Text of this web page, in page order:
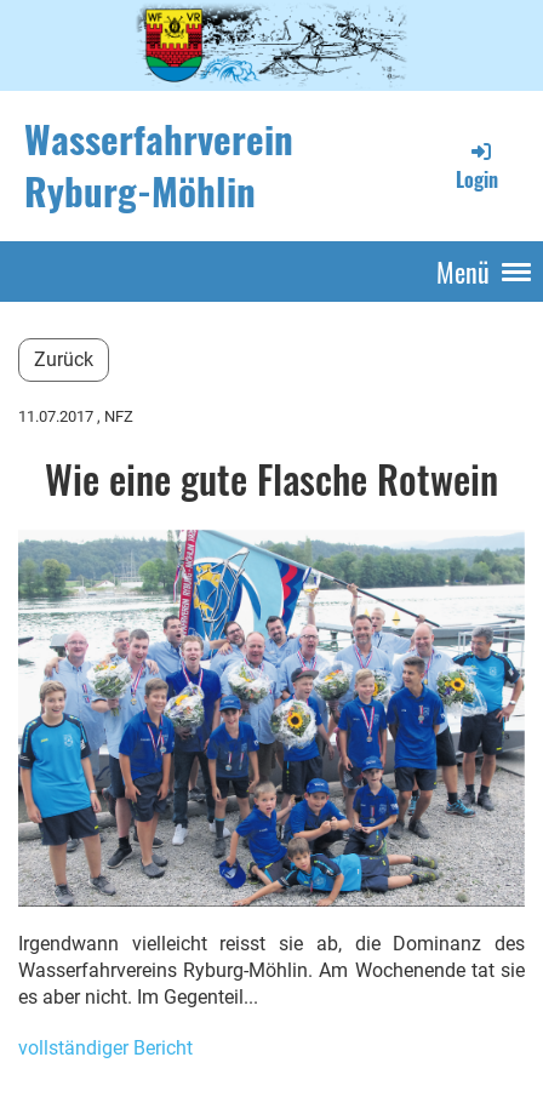
Wasserfahrverein
Ryburg-Möhlin
Login
Menü
Zurück
11.07.2017 , NFZ
Wie eine gute Flasche Rotwein
Irgendwann vielleicht reisst sie ab, die Dominanz des
Wasserfahrvereins Ryburg-Möhlin. Am Wochenende tat sie
es aber nicht. Im Gegenteil...
vollständiger Bericht